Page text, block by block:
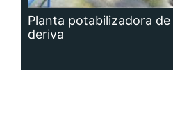
Planta potabilizadora
deriva